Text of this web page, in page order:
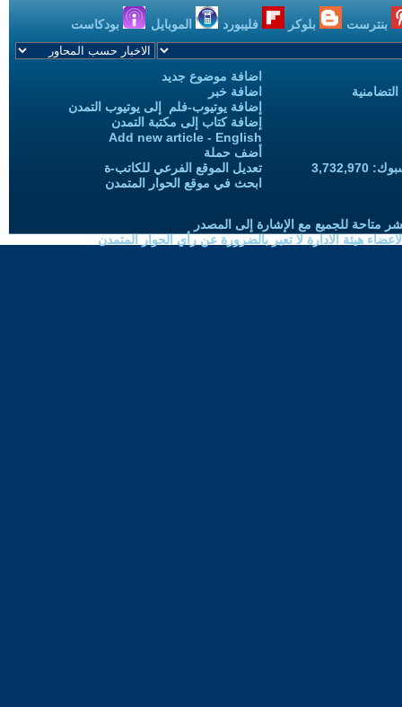
بنترست بلوكر فليبورد الموبايل بودكاست
اضافة موضوع جديد
اضافة خبر
إضافة يوتيوب-فلم إلى يوتيوب التمدن
إضافة كتاب إلى مكتبة التمدن
Add new article - English
أضف حملة
تعديل الموقع الفرعي للكاتب-ة
ابحث في موقع الحوار المتمدن
متاحة للجميع مع الإشارة إلى المصدر
هيئة الادارة لا تعبر بالضرورة عن رأي الحوار المتمدن